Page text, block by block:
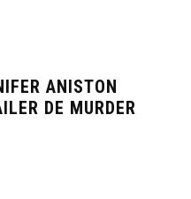
ANISTON
DE MURDER